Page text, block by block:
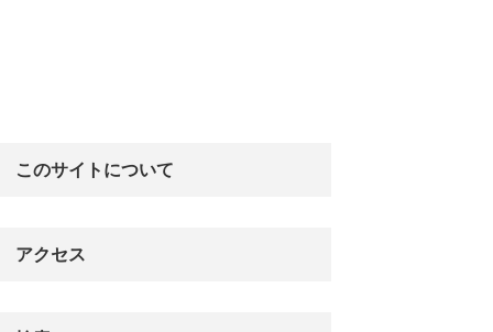
このサイトについて
アクセス